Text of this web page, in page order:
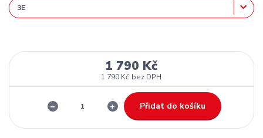
1 790 Kč
1 790 Kč bez DPH
Přidat do košíku